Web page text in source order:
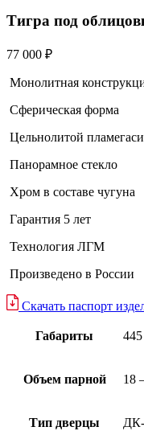
Тигра под
77 000 ₽
Монолитная
Сферическая форма
Цельнолитой
Панорамное стекло
Хром в составе чугуна
Гарантия 5 лет
Технология ЛГМ
Произведено в России
Скачать паспорт
Габариты
Объем парной 18
Тип дверцы ДК-